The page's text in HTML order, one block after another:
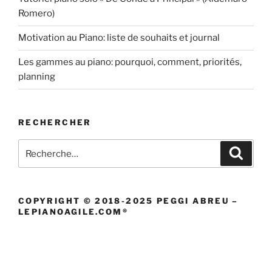
Romero)
Motivation au Piano: liste de souhaits et journal
Les gammes au piano: pourquoi, comment, priorités,
planning
RECHERCHER
pour
COPYRIGHT © 2018-2025 PEGGI ABREU –
LEPIANOAGILE.COM®